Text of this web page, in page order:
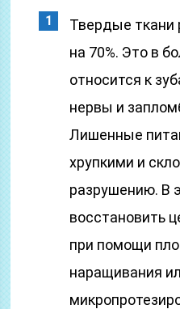
Твердые ткани
на 70%. Это в
относится к
нервы и
Лишенные
хрупкими и
разрушению. В
восстановить
при помощи
наращивания